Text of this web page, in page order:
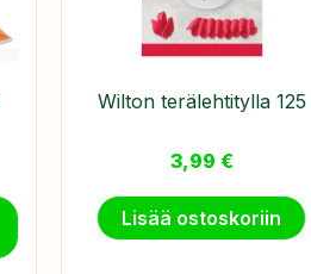
Wilton terälehtitylla 125
3,99 €
Lisää ostoskoriin